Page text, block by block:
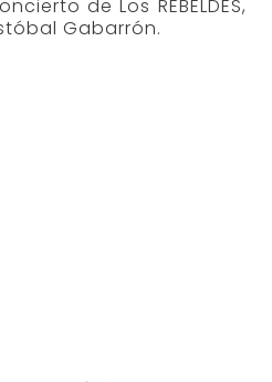
C.F y Real Jaén. En el
de Deportes.